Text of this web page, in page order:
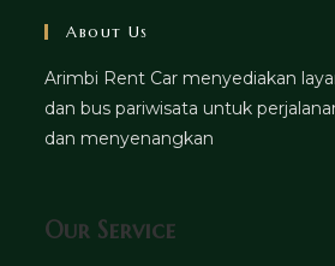
About Us
Arimbi Rent Car menyediakan
dan bus pariwisata untuk
dan menyenangkan
Our Service